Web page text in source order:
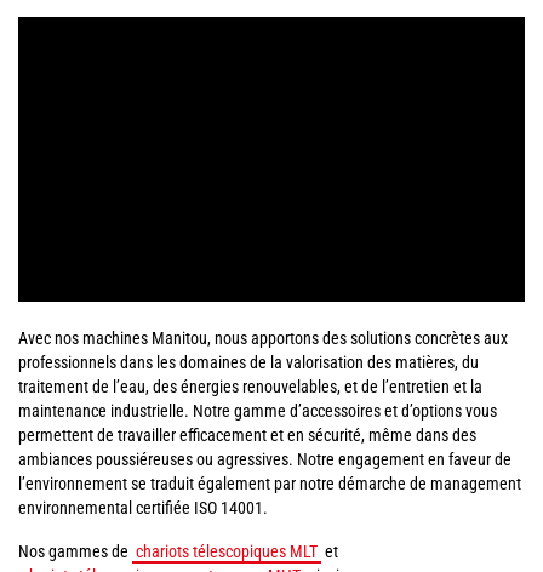
Avec nos machines Manitou, nous apportons des solutions concrètes aux
professionnels dans les domaines de la valorisation des matières, du
traitement de l’eau, des énergies renouvelables, et de l’entretien et la
maintenance industrielle. Notre gamme d’accessoires et d’options vous
permettent de travailler efficacement et en sécurité, même dans des
ambiances poussiéreuses ou agressives. Notre engagement en faveur de
l’environnement se traduit également par notre démarche de management
environnemental certifiée ISO 14001.
Nos gammes de chariots télescopiques MLT et